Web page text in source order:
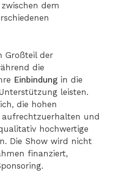
dem
Großteil der
die
Einbindung in die
leisten.
die hohen
und
hochwertige
Die Show wird nicht
finanziert,